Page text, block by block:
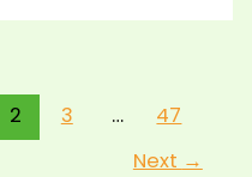
2 3 …
47
Next →